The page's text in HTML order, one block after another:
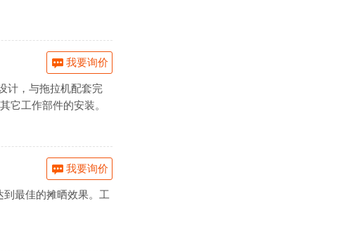
计，与拖拉机配套完
它工作部件的安装。
我要询价
最佳的摊晒效果。工
我要询价